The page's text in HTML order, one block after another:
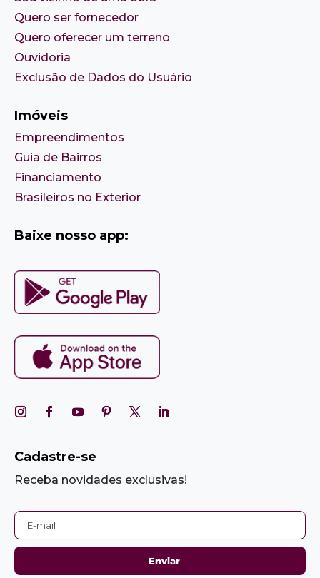
Quero ser fornecedor
Quero oferecer um terreno
Ouvidoria
Exclusão de Dados do Usuário
Imóveis
Empreendimentos
Guia de Bairros
Financiamento
Brasileiros no Exterior
Baixe nosso app:
Cadastre-se
Receba novidades exclusivas!